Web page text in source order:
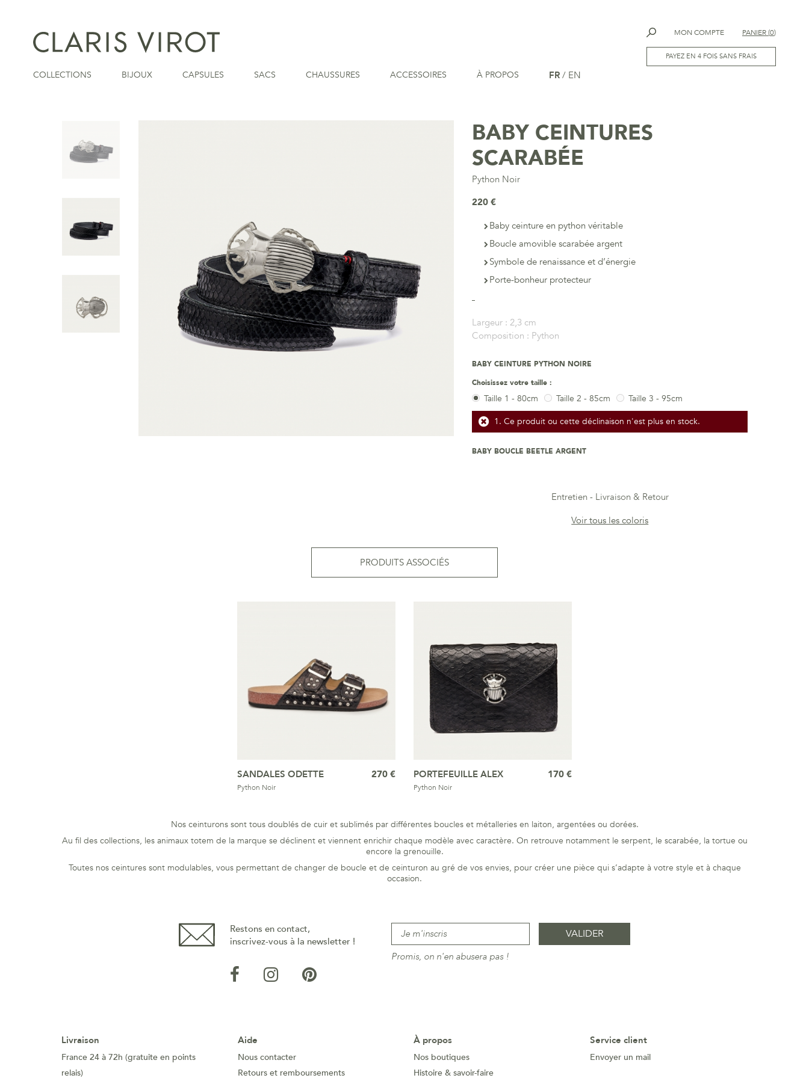
MON COMPTE PANIER(0)
PAYEZ EN 4 FOIS SANS FRAIS
COLLECTIONS BIJOUX CAPSULES SACS CHAUSSURES ACCESSOIRES À PROPOS FR / EN
BABY CEINTURES
SCARABÉE
Python Noir
220 €
Baby ceinture en python véritable
Boucle amovible scarabée argent
Symbole de renaissance et d’énergie
Porte-bonheur protecteur
Largeur : 2,3 cm
Composition : Python
BABY CEINTURE PYTHON NOIRE
Choisissez votre taille :
Taille 1 - 80cm Taille 2 - 85cm
Taille 3 - 95cm
Ce produit ou cette déclinaison n'est plus en stock.
BABY BOUCLE BEETLE ARGENT
Entretien
Livraison & Retour
Voir tous les coloris
PRODUITS ASSOCIÉS
SANDALES ODETTE
Python Noir
270 € PORTEFEUILLE ALEX
Python Noir
170 €
Nos ceinturons sont tous doublés de cuir et sublimés par différentes boucles et métalleries en laiton, argentées ou dorées.
Au fil des collections, les animaux totem de la marque se déclinent et viennent enrichir chaque modèle avec caractère. On retrouve notamment le serpent, le scarabée, la tortue ou
encore la grenouille.
Toutes nos ceintures sont modulables, vous permettant de changer de boucle et de ceinturon au gré de vos envies, pour créer une pièce qui s’adapte à votre style et à chaque
occasion.
Restons en contact,
inscrivez-vous à la newsletter !
Promis, on n'en abusera pas !
Livraison
France 24 à 72h (gratuite en points
relais)
Aide
Nous contacter
Retours et remboursements
À propos
Nos boutiques
Histoire & savoir-faire
Service client
Envoyer un mail